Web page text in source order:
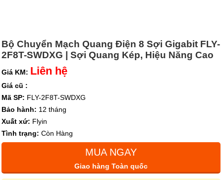
Bộ Chuyển Mạch Quang Điện 8 Sợi Gigabit FLY-
2F8T-SWDXG | Sợi Quang Kép, Hiệu Năng Cao
Giá KM: Liên hệ
Giá cũ :
Mã SP: FLY-2F8T-SWDXG
Bảo hành: 12 tháng
Xuất xứ: Flyin
Tình trạng: Còn Hàng
MUA NGAY
Giao hàng Toàn quốc